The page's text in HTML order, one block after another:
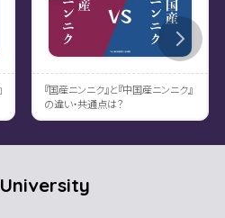
『国産ニンニク』と『中国産ニンニク』
の違い・共通点は？